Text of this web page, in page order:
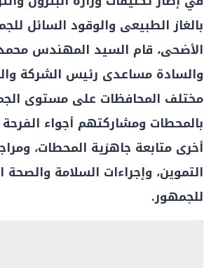
بالغاز الطبيعى والوقود السائل
الأضحى، قام السيد المهندس
والسادة مساعدى رئيس الشركة
مختلف المحافظات على مستوى
بالمحطات ومشاركتهم أجواء
أخرى متابعة جاهزية المحطات،
التموين، وإجراءات السلامة
للجمهور.